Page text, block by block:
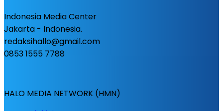
Indonesia Media Center
Jakarta - Indonesia.
redaksihallo@gmail.com
0853 1555 7788
HALO MEDIA NETWORK (HMN)